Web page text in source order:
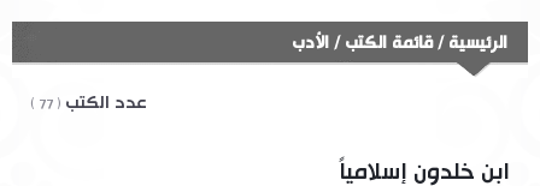
الرئيسية /قائمة الكتب/ الأدب
عدد الكتب ( 77 )
ابن خلدون إسلامياً